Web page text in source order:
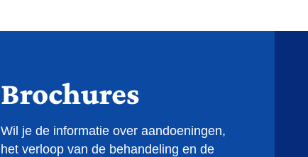
Brochures
Wil je de informatie over aandoeningen,
het verloop van de behandeling en de